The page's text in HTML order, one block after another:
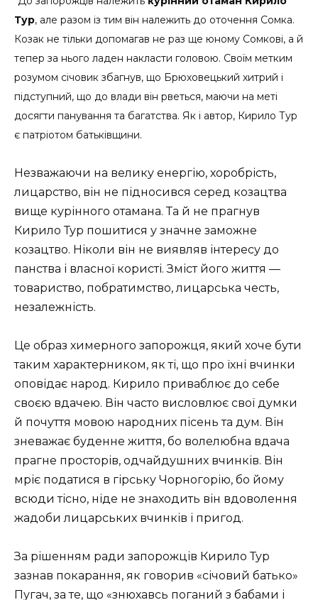
Тур, але разом із тим він належить до оточення Сомка.
Козак не тільки допомагав не раз ще юному Сомкові, а й
тепер за нього ладен накласти головою. Своїм метким
розумом січовик збагнув, що Брюховецький хитрий і
підступний, що до влади він рветься, маючи на меті
досягти панування та багатства. Як і автор, Кирило Тур
є патріотом батьківщини.
Незважаючи на велику енергію, хоробрість,
лицарство, він не підносився серед козацтва
вище курінного отамана. Та й не прагнув
Кирило Тур пошитися у значне заможне
козацтво. Ніколи він не виявляв інтересу до
панства і власної користі. Зміст його життя —
товариство, побратимство, лицарська честь,
незалежність.
Це образ химерного запорожця, який хоче бути
таким характерником, як ті, що про їхні вчинки
оповідає народ. Кирило приваблює до себе
своєю вдачею. Він часто висловлює свої думки
й почуття мовою народних пісень та дум. Він
зневажає буденне життя, бо волелюбна вдача
прагне просторів, одчайдушних вчинків. Він
мріє податися в гірську Чорногорію, бо йому
всюди тісно, ніде не знаходить він вдоволення
жадоби лицарських вчинків і пригод.
За рішенням ради запорожців Кирило Тур
зазнав покарання, як говорив «січовий батько»
Пугач, за те, що «знюхавсь поганий з бабами і